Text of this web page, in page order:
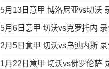
5月13日意甲 博洛尼亚vs切沃
5月6日意甲 切沃vs克罗托内 录
2月5日意甲 切沃vs乌迪内斯 录
1月22日意甲 切沃vs佛罗伦萨